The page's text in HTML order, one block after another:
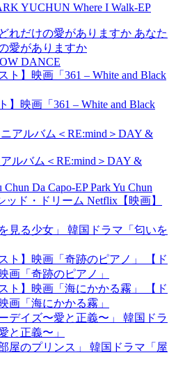
Where I Walk-EP
あなた
愛がありますか
DANCE
】映画「361 – White and Black
ルバム＜RE:mind＞DAY &
Da Capo-EP Park Yu Chun
Netflix【映画】
韓国ドラマ「匂いを
【ド
画「奇跡のピアノ」
【ド
画「海にかかる霧」
韓国ドラ
と正義〜」
韓国ドラマ「屋